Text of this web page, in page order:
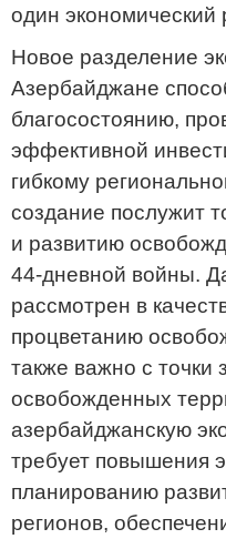
один экономический
Новое разделение
Азербайджане
благосостоянию,
эффективной
гибкому
создание послужит
и развитию
44-дневной войны.
рассмотрен в
процветанию
также важно с точки
освобожденных
азербайджанскую
требует повышения
планированию
регионов,